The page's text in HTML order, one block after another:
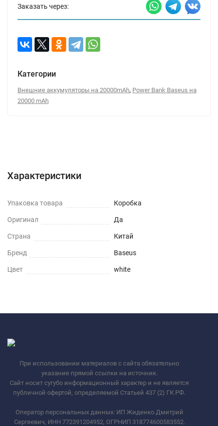
Заказать через:
Категории
Внешние аккумуляторы на 20000mAh, Power Bank Baseus на
20000 mAh
Характеристики
Упаковка товара Коробка
Оригинал Да
Страна Китай
Бренд Baseus
Цвет white
При использовании материалов с сайта обязательно
указание прямой ссылки на источник.
Сайт носит сугубо информационный характер и не является
публичной офертой, определяемой Статьей 437 (2) ГК РФ.
Оператор персональных данных: ИП Жиденко Дмитрий
Сергеевич, ИНН 772391204952, ОГРНИП 318774600583552.